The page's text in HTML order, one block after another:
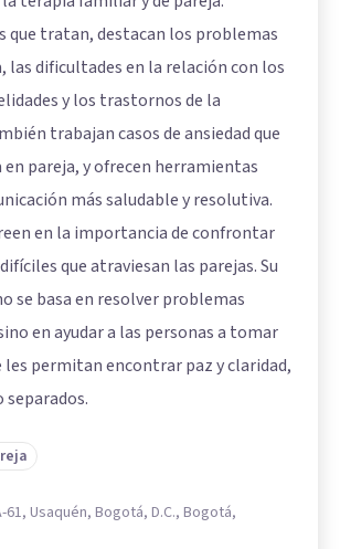
que tratan, destacan los problemas
las dificultades en la relación con los
y los trastornos de la
trabajan casos de ansiedad que
en pareja, y ofrecen herramientas
más saludable y resolutiva.
en la importancia de confrontar
que atraviesan las parejas. Su
se basa en resolver problemas
en ayudar a las personas a tomar
les permitan encontrar paz y claridad,
separados.
61, Usaquén, Bogotá, D.C., Bogotá,